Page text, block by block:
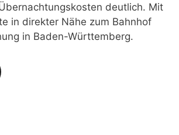
deutlich. Mit
in direkter Nähe zum Bahnhof
in Baden-Württemberg.